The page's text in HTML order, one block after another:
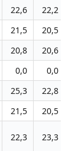
22,6 22,2
21,5 20,5
20,8 20,6
0,0
0,0
25,3 22,8
21,5 20,5
22,3 23,3